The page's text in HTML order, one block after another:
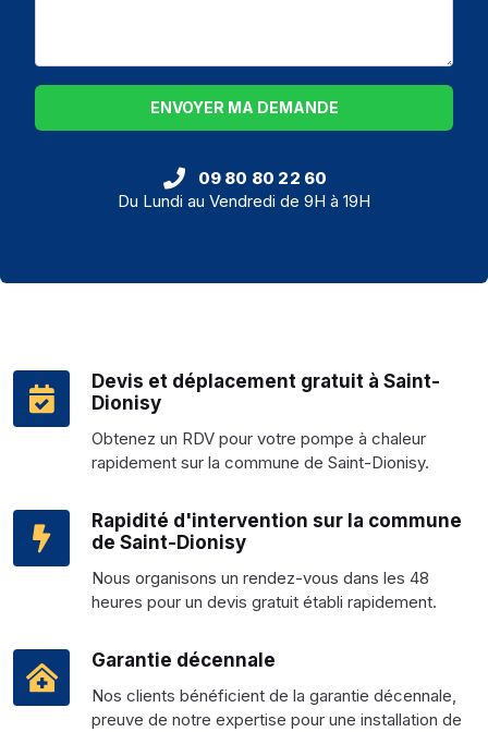
Devis et déplacement gratuit à Saint-
Dionisy
Obtenez un RDV pour votre pompe à chaleur
rapidement sur la commune de Saint-Dionisy.
Rapidité d'intervention sur la commune
de Saint-Dionisy
Nous organisons un rendez-vous dans les 48
heures pour un devis gratuit établi rapidement.
Garantie décennale
Nos clients bénéficient de la garantie décennale,
preuve de notre expertise pour une installation de
ENVOYER MA DEMANDE
09 80 80 22 60
Du Lundi au Vendredi de 9H à 19H